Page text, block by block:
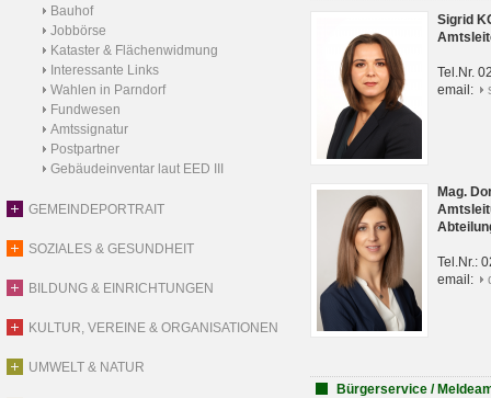
Bauhof
Jobbörse
Kataster & Flächenwidmung
Interessante Links
Wahlen in Parndorf
Fundwesen
Amtssignatur
Postpartner
Gebäudeinventar laut EED III
GEMEINDEPORTRAIT
SOZIALES & GESUNDHEIT
BILDUNG & EINRICHTUNGEN
KULTUR, VEREINE & ORGANISATIONEN
UMWELT & NATUR
Sigrid
Tel.Nr.
email:
Mag.
Tel.Nr.:
email:
Bürgerservice /